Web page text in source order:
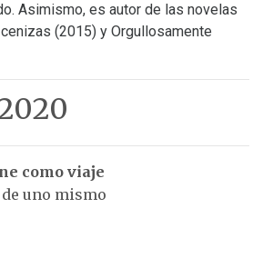
Asimismo, es autor de las novelas
(2015) y Orgullosamente
como viaje
uno mismo